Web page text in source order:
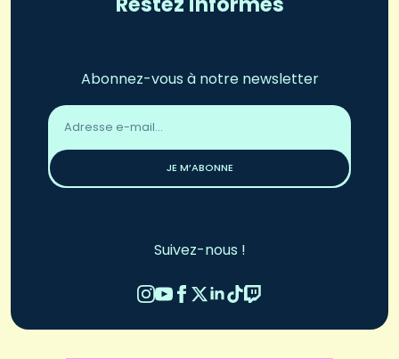
Abonnez-vous à notre newsletter
Adresse
email
JE M’ABONNE
Suivez-nous !